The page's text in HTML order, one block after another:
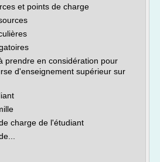
et points de charge
prendre en considération pour
d'enseignement supérieur sur
charge de l'étudiant